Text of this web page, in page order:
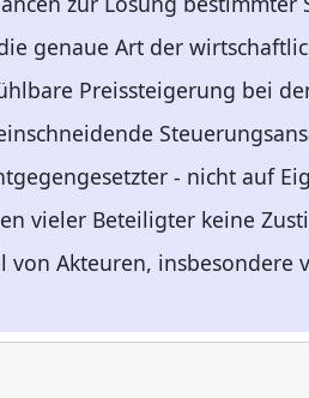
genaue Art der
Preissteigerung bei
- nicht auf
vieler Beteiligter keine
Akteuren, insbesondere